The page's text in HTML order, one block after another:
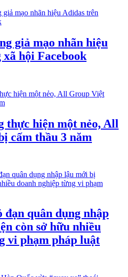
giả mạo nhãn hiệu
hội Facebook
thực hiện một nẻo, All
cấm thầu 3 năm
đạn quân dụng nhập
còn sở hữu nhiều
vi phạm pháp luật